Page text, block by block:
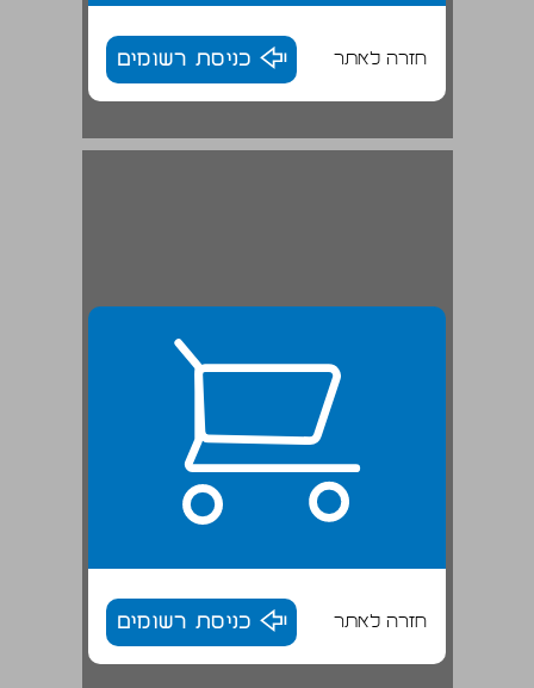
חזרה לאתר כניסת רשומים
חזרה לאתר כניסת רשומים